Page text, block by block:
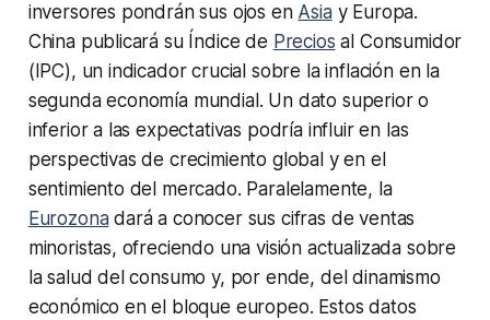
inversores pondrán sus ojos en Asiay Europa.
China publicará su Índice de Precios al Consumidor
(IPC), un indicador crucial sobre la inflación en la
segunda economía mundial. Un dato superior o
inferior a las expectativas podría influir en las
perspectivas de crecimiento global y en el
sentimiento del mercado. Paralelamente, la
Eurozonadará a conocer sus cifras de ventas
minoristas, ofreciendo una visión actualizada sobre
la salud del consumo y, por ende, del dinamismo
económico en el bloque europeo. Estos datos